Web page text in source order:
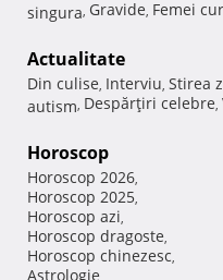
singura, Gravide, Femei
Actualitate
Din culise, Interviu, Stirea
autism, Despărţiri celebre,
Horoscop
Horoscop 2026,
Horoscop 2025,
Horoscop azi,
Horoscop dragoste,
Horoscop chinezesc,
Astrologie